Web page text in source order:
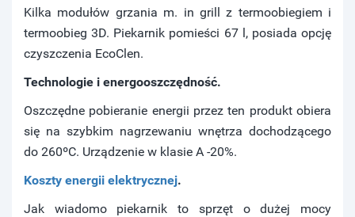
Kilka modułów grzania m. in grill z termoobiegiem i
termoobieg 3D. Piekarnik pomieści 67 l, posiada opcję
czyszczenia EcoClen.
Technologie i energooszczędność.
Oszczędne pobieranie energii przez ten produkt obiera
się na szybkim nagrzewaniu wnętrza dochodzącego
do 260ºC. Urządzenie w klasie A -20%.
Koszty energii elektrycznej.
Jak wiadomo piekarnik to sprzęt o dużej mocy